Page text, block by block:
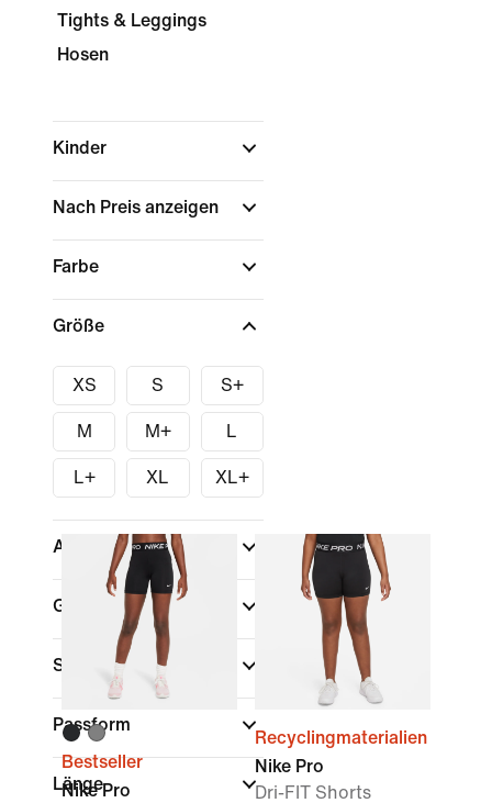
Tights & Leggings
Hosen
Kinder
Nach Preis anzeigen
Farbe
Größe
XS S S+
M M+ L
L+ XL XL+
Altersklasse(1)
Größen
Sport (1)
Passform
Länge
Bestseller
Nike Pro
Recyclingmaterialien
Nike Pro
Dri-FIT Shorts